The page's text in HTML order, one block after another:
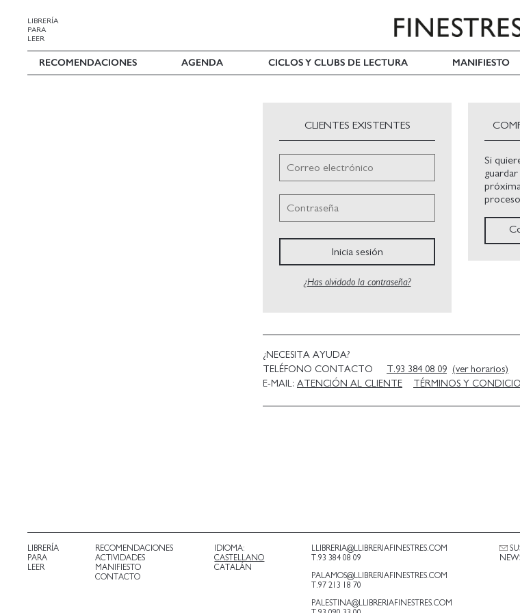
LIBRERÍA
PARA
LEER
RECOMENDACIONES AGENDA CICLOS Y CLUBS DE LECTURA MANIFIESTO
CLIENTES EXISTENTES
Correo electrónico
Contraseña
Inicia sesión
¿Has olvidado la contraseña?
Si
proceso
¿NECESITA AYUDA?
TELÉFONO CONTACTO
T.93 384 08 09 (ver horarios)
E-MAIL: ATENCIÓN AL CLIENTE TÉRMINOS Y
LIBRERÍA
PARA
LEER
RECOMENDACIONES
ACTIVIDADES
MANIFIESTO
CONTACTO
IDIOMA:
CASTELLANO
CATALÁN
LLIBRERIA@LLIBRERIAFINESTRES.COM
T.93 384 08 09
PALAMOS@LLIBRERIAFINESTRES.COM
T.97 213 18 70
PALESTINA@LLIBRERIAFINESTRES.COM